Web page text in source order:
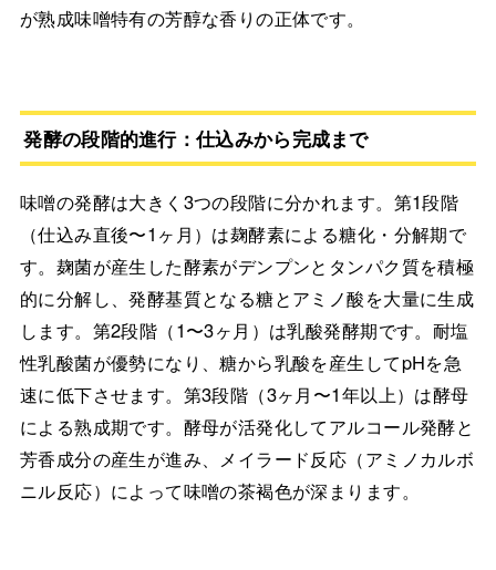
が熟成味噌特有の芳醇な香りの正体です。
発酵の段階的進行：仕込みから完成まで
味噌の発酵は大きく3つの段階に分かれます。第1段階
（仕込み直後〜1ヶ月）は麹酵素による糖化・分解期で
す。麹菌が産生した酵素がデンプンとタンパク質を積極
的に分解し、発酵基質となる糖とアミノ酸を大量に生成
します。第2段階（1〜3ヶ月）は乳酸発酵期です。耐塩
性乳酸菌が優勢になり、糖から乳酸を産生してpHを急
速に低下させます。第3段階（3ヶ月〜1年以上）は酵母
による熟成期です。酵母が活発化してアルコール発酵と
芳香成分の産生が進み、メイラード反応（アミノカルボ
ニル反応）によって味噌の茶褐色が深まります。